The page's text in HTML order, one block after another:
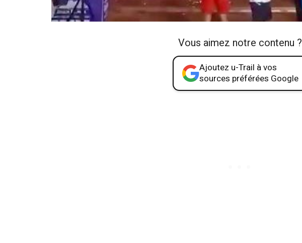
Vous aimez notre contenu ?
Ajoutez u-Trail à vos
sources préférées Google